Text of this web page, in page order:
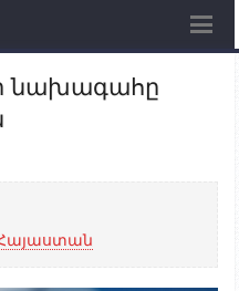
նախագահը